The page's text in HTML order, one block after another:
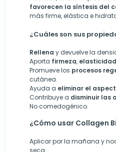
favorecen la síntesis del
más firme, elástica e
¿Cuáles son sus
Rellena y devuelve la
Aporta firmeza, elasticidad
Promueve los procesos
cutánea.
Ayuda a eliminar el
Contribuye a disminuir las
No comedogénico.
¿Cómo usar Collagen
Aplicar por la mañana y